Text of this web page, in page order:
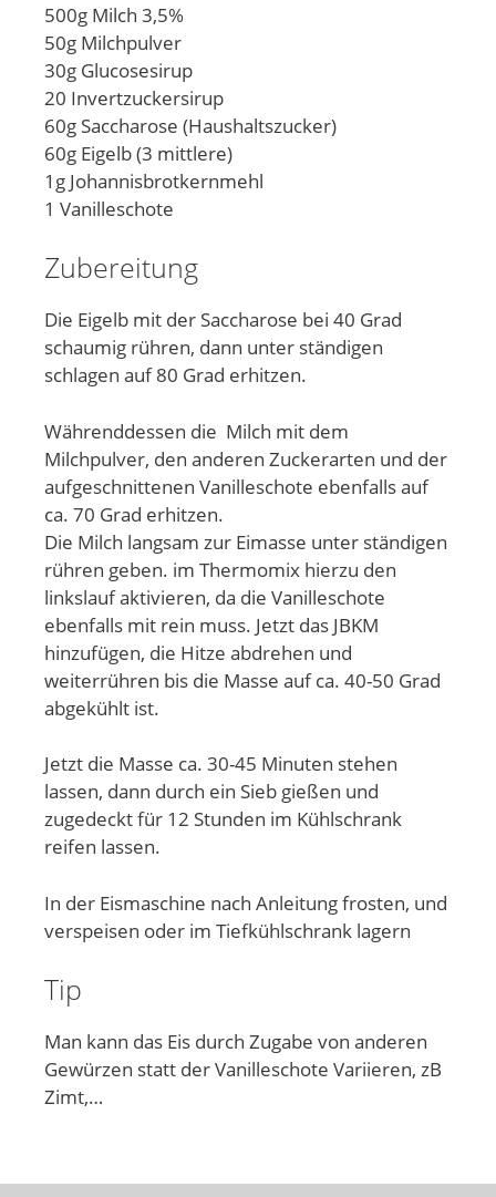
500g Milch 3,5%
50g Milchpulver
30g Glucosesirup
20 Invertzuckersirup
60g Saccharose (Haushaltszucker)
60g Eigelb (3 mittlere)
1g Johannisbrotkernmehl
1 Vanilleschote
Zubereitung
Die Eigelb mit der Saccharose bei 40 Grad
schaumig rühren, dann unter ständigen
schlagen auf 80 Grad erhitzen.
Währenddessen die Milch mit dem
Milchpulver, den anderen Zuckerarten und der
aufgeschnittenen Vanilleschote ebenfalls auf
ca. 70 Grad erhitzen.
Die Milch langsam zur Eimasse unter ständigen
rühren geben. im Thermomix hierzu den
linkslauf aktivieren, da die Vanilleschote
ebenfalls mit rein muss. Jetzt das JBKM
hinzufügen, die Hitze abdrehen und
weiterrühren bis die Masse auf ca. 40-50 Grad
abgekühlt ist.
Jetzt die Masse ca. 30-45 Minuten stehen
lassen, dann durch ein Sieb gießen und
zugedeckt für 12 Stunden im Kühlschrank
reifen lassen.
In der Eismaschine nach Anleitung frosten, und
verspeisen oder im Tiefkühlschrank lagern
Tip
Man kann das Eis durch Zugabe von anderen
Gewürzen statt der Vanilleschote Variieren, zB
Zimt,…